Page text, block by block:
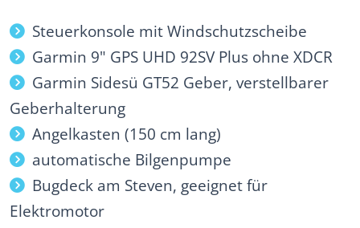
Steuerkonsole mit Windschutzscheibe
Garmin 9" GPS UHD 92SV Plus ohne XDCR
Garmin Sidesü GT52 Geber, verstellbarer
Geberhalterung
Angelkasten (150 cm lang)
automatische Bilgenpumpe
Bugdeck am Steven, geeignet für
Elektromotor